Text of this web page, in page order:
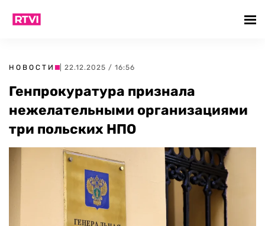
НОВОСТИ | 22.12.2025 / 16:56
Генпрокуратура признала
нежелательными организациями
три польских НПО